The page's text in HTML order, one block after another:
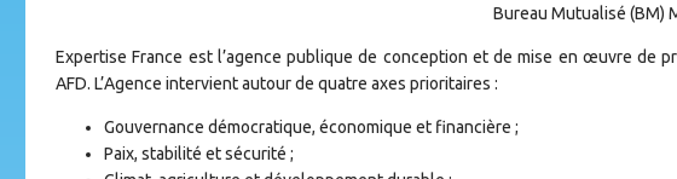
Bureau Mutualisé (BM)
Expertise France est l’agence publique de conception et de mise en œuvre de
AFD. L’Agence intervient autour de quatre axes prioritaires :
Gouvernance démocratique, économique et financière ;
Paix, stabilité et sécurité ;